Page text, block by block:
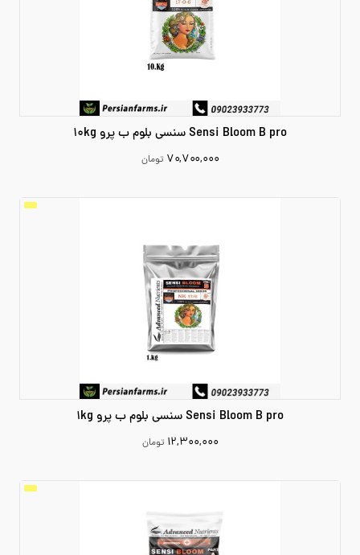
Sensi Bloom B pro سنسی بلوم ب پرو 10kg
۷۰,۷۰۰,۰۰۰ تومان
Sensi Bloom B pro سنسی بلوم ب پرو 1kg
۱۲,۳۰۰,۰۰۰ تومان